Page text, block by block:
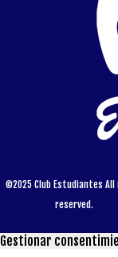
©2025 Club Estudiantes
reserved.
Gestionar